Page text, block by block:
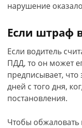
нарушение
Если штраф
Если водитель
ПДД, то он может
предписывает, что
дней с того дня,
постановления.
Чтобы